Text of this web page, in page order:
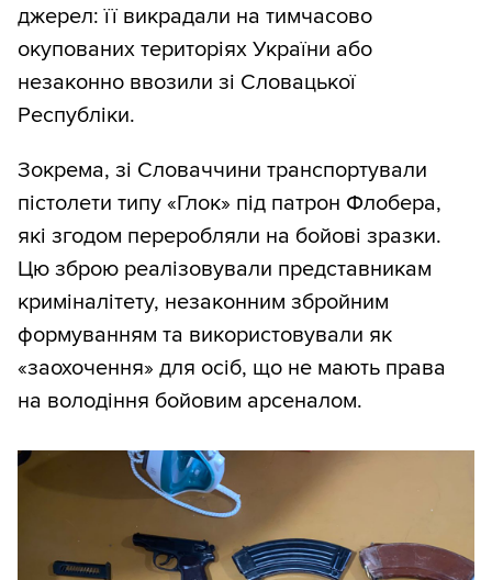
джерел: її викрадали на тимчасово
окупованих територіях України або
незаконно ввозили зі Словацької
Республіки.
Зокрема, зі Словаччини транспортували
пістолети типу «Глок» під патрон Флобера,
які згодом переробляли на бойові зразки.
Цю зброю реалізовували представникам
криміналітету, незаконним збройним
формуванням та використовували як
«заохочення» для осіб, що не мають права
на володіння бойовим арсеналом.